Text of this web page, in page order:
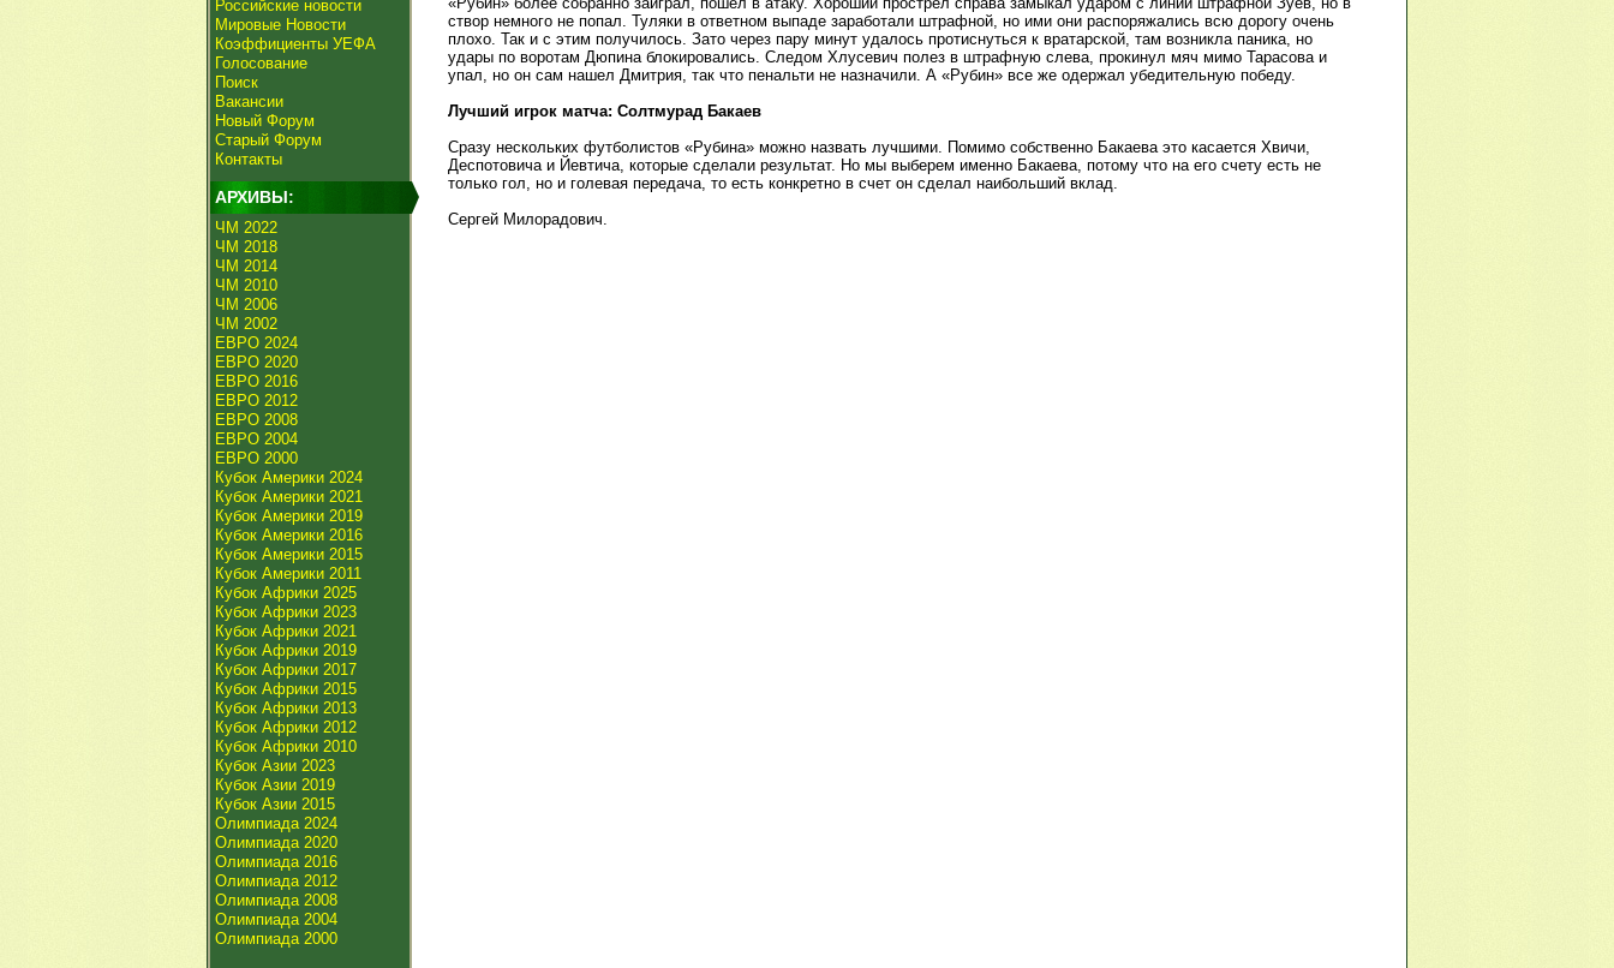
Российские новости
Мировые Новости
Коэффициенты УЕФА
Голосование
Поиск
Вакансии
Новый Форум
Старый Форум
Контакты
АРХИВЫ:
ЧМ 2022
ЧМ 2018
ЧМ 2014
ЧМ 2010
ЧМ 2006
ЧМ 2002
ЕВРО 2024
ЕВРО 2020
ЕВРО 2016
ЕВРО 2012
ЕВРО 2008
ЕВРО 2004
ЕВРО 2000
Кубок Америки 2024
Кубок Америки 2021
Кубок Америки 2019
Кубок Америки 2016
Кубок Америки 2015
Кубок Америки 2011
Кубок Африки 2025
Кубок Африки 2023
Кубок Африки 2021
Кубок Африки 2019
Кубок Африки 2017
Кубок Африки 2015
Кубок Африки 2013
Кубок Африки 2012
Кубок Африки 2010
Кубок Азии 2023
Кубок Азии 2019
Кубок Азии 2015
Олимпиада 2024
Олимпиада 2020
Олимпиада 2016
Олимпиада 2012
Олимпиада 2008
Олимпиада 2004
Олимпиада 2000
створ немного не попал. Туляки в ответном выпаде заработали штрафной, но ими они распоряжались всю дорогу очень
плохо. Так и с этим получилось. Зато через пару минут удалось протиснуться к вратарской, там возникла паника, но
удары по воротам Дюпина блокировались. Следом Хлусевич полез в штрафную слева, прокинул мяч мимо Тарасова и
упал, но он сам нашел Дмитрия, так что пенальти не назначили. А «Рубин» все же одержал убедительную победу.
Лучший игрок матча: Солтмурад Бакаев
Сразу нескольких футболистов «Рубина» можно назвать лучшими. Помимо собственно Бакаева это касается Хвичи,
Деспотовича и Йевтича, которые сделали результат. Но мы выберем именно Бакаева, потому что на его счету есть не
только гол, но и голевая передача, то есть конкретно в счет он сделал наибольший вклад.
Сергей Милорадович.